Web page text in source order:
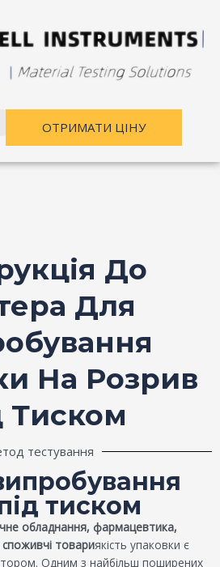
ОТРИМАТИ ЦІНУ
До
Для
На Розрив
Тиском
тестування
тиском
обладнання, фармацевтика,
товариякість упаковки є
Одним з найбільш поширених